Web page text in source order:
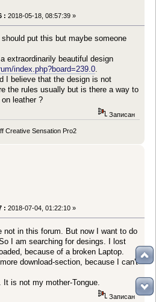
: 2018-05-18, 08:57:39 »
should put this but maybe someone
extraordinarily beautiful design
index.php?board=239.0.
I believe that the design is not
the rules usually but is there a way to
leather ?
Записан
Sensation Pro2
: 2018-07-04, 01:22:10 »
not in this forum. But now I want to do
I am searching for desings. I lost
because of a broken Laptop.
download-section, because I can't
is not my mother-Tongue.
Записан